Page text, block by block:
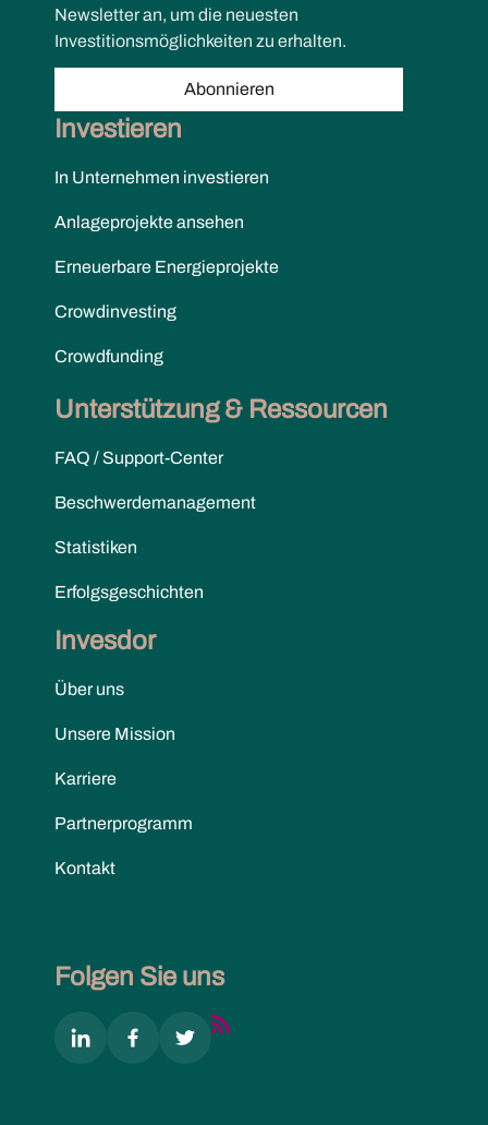
Newsletter an, um die neuesten
Investitionsmöglichkeiten zu erhalten.
Abonnieren
Investieren
In Unternehmen investieren
Anlageprojekte ansehen
Erneuerbare Energieprojekte
Crowdinvesting
Crowdfunding
Unterstützung & Ressourcen
FAQ / Support-Center
Beschwerdemanagement
Statistiken
Erfolgsgeschichten
Invesdor
Über uns
Unsere Mission
Karriere
Partnerprogramm
Kontakt
Folgen Sie uns